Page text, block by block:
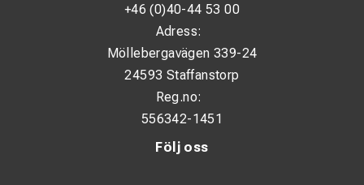
Följ oss
+46 (0)40-44 53 00
Adress:
Möllebergavägen 339-24
24593 Staffanstorp
Reg.no:
556342-1451